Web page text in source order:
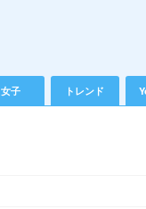
女子 トレンド